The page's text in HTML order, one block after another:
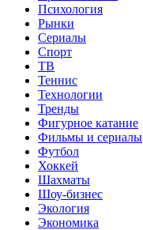
Психология
Рынки
Сериалы
Спорт
ТВ
Теннис
Технологии
Тренды
Фигурное катание
Фильмы и сериалы
Футбол
Хоккей
Шахматы
Шоу-бизнес
Экология
Экономика